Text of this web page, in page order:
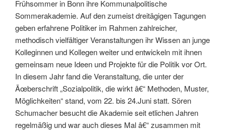
Frühsommer in Bonn ihre Kommunalpolitische
Sommerakademie. Auf den zumeist dreitägigen Tagungen
geben erfahrene Politiker im Rahmen zahlreicher,
methodisch vielfältiger Veranstaltungen ihr Wissen an junge
Kolleginnen und Kollegen weiter und entwickeln mit ihnen
gemeinsam neue Ideen und Projekte für die Politik vor Ort.
In diesem Jahr fand die Veranstaltung, die unter der
Ãœberschrift „Sozialpolitik, die wirkt â€“ Methoden, Muster,
Möglichkeiten“ stand, vom 22. bis 24.Juni statt. Sören
Schumacher besucht die Akademie seit etlichen Jahren
regelmäßig und war auch dieses Mal â€“ zusammen mit